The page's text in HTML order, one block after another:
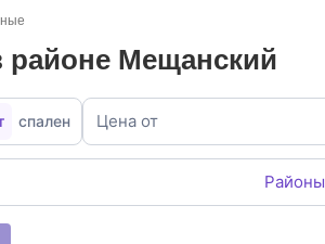
районе Мещанский
спален Цена от
Районы